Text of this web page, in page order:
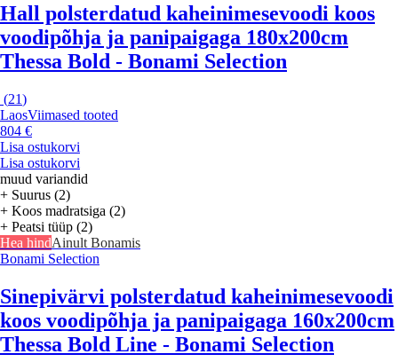
Hall polsterdatud kaheinimesevoodi koos
voodipõhja ja panipaigaga 180x200cm
Thessa Bold - Bonami Selection
(21)
LaosViimased tooted
804 €
Lisa ostukorvi
Lisa ostukorvi
muud variandid
+ Suurus (2)
+ Koos madratsiga (2)
+ Peatsi tüüp (2)
Hea hindAinult Bonamis
Bonami Selection
Sinepivärvi polsterdatud kaheinimesevoodi
koos voodipõhja ja panipaigaga 160x200cm
Thessa Bold Line - Bonami Selection